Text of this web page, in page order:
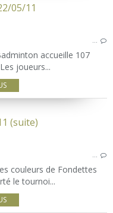
05/11
…
accueille 107
joueurs...
(suite)
…
couleurs de Fondettes
le tournoi...